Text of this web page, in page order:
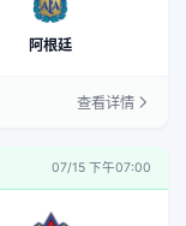
阿根廷
查看详情
07/15 下午07:00